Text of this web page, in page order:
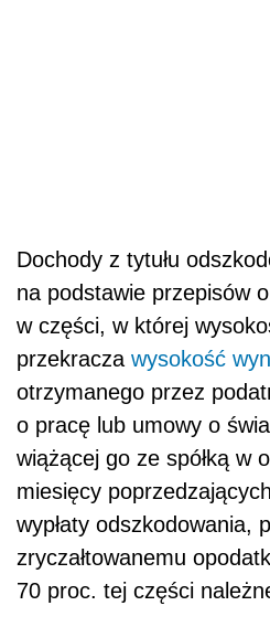
Dochody z tytułu
na podstawie przepisów
w części, w której
przekracza wysokość
otrzymanego przez
o pracę lub umowy o
wiążącej go ze spółką w
miesięcy
wypłaty odszkodowania,
zryczałtowanemu
70 proc. tej części